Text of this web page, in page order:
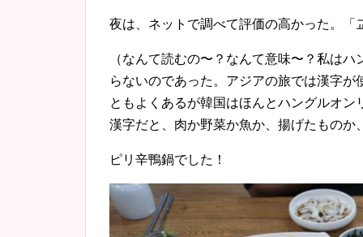
夜は、ネットで調べて評価の高かった。「
（なんて読むの〜？なんて意味〜？私は
らないのであった。アジアの旅では漢字
ともよくあるが韓国はほんとハングルオ
漢字だと、肉か野菜か魚か、揚げたもの
ピリ辛鴨鍋でした！